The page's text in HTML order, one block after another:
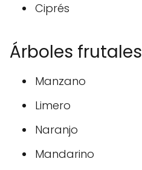
Ciprés
Árboles frutales
Manzano
Limero
Naranjo
Mandarino